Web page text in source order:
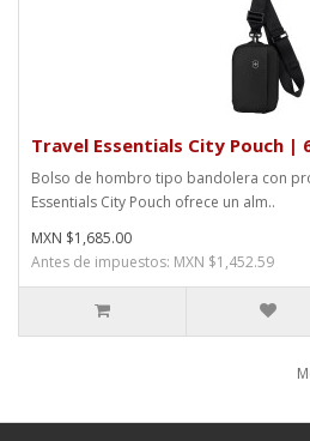
Travel Essentials City Pouch |
Bolso de hombro tipo bandolera con
Essentials City Pouch ofrece un alm..
MXN $1,685.00
Antes de impuestos: MXN $1,452.59